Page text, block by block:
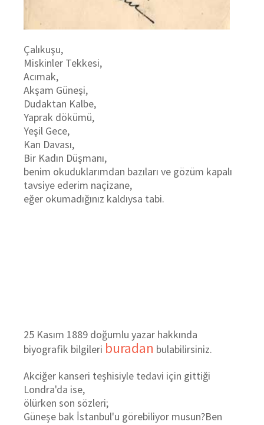
Çalıkuşu,
Miskinler Tekkesi,
Acımak,
Akşam Güneşi,
Dudaktan Kalbe,
Yaprak dökümü,
Yeşil Gece,
Kan Davası,
Bir Kadın Düşmanı,
benim okuduklarımdan bazıları ve gözüm kapalı
tavsiye ederim naçizane,
eğer okumadığınız kaldıysa tabi.
25 Kasım 1889 doğumlu yazar hakkında
biyografik bilgileri buradan bulabilirsiniz.
Akciğer kanseri teşhisiyle tedavi için gittiği
Londra'da ise,
ölürken son sözleri;
Güneşe bak İstanbul'u görebiliyor musun?Ben